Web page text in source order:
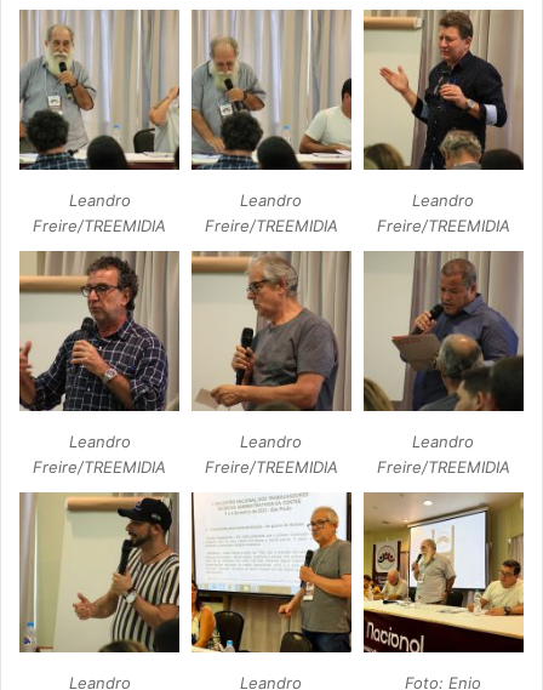
Leandro
Freire/TREEMIDIA
Leandro
Freire/TREEMIDIA
Leandro
Freire/TREEMIDIA
Leandro
Freire/TREEMIDIA
Leandro
Freire/TREEMIDIA
Leandro
Freire/TREEMIDIA
Leandro Leandro Foto: Enio